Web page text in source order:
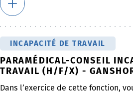
INCAPACITÉ DE TRAVAIL
PARAMÉDICAL-CONSEIL
TRAVAIL (H/F/X) -
Dans l’exercice de cette fonction,